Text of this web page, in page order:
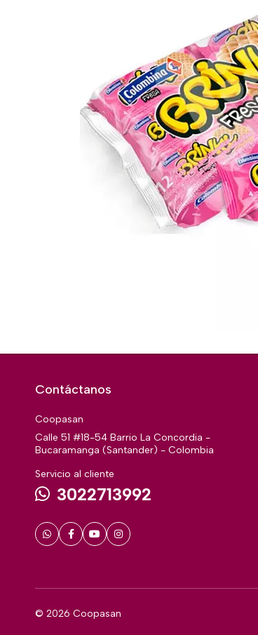
Contáctanos
Coopasan
Calle 51 #18-54 Barrio La Concordia -
Bucaramanga (Santander) - Colombia
Servicio al cliente
3022713992
© 2026 Coopasan